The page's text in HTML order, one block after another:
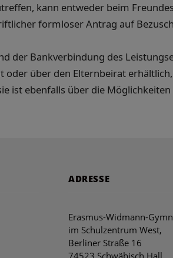
kann entweder beim
formloser Antrag auf
der Bankverbindung des
oder über den Elternbeirat
ist ebenfalls über die
ADRESSE
Erasmus-Widmann-
im Schulzentrum West,
Berliner Straße 16
74523 Schwäbisch Hall